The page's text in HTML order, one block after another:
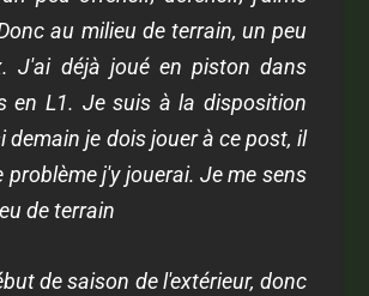
au milieu de terrain, un peu
J'ai déjà joué en piston dans
en L1. Je suis à la disposition
demain je dois jouer à ce post, il
problème j'y jouerai. Je me sens
de terrain
de saison de l'extérieur, donc